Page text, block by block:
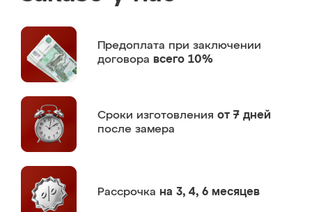
Предоплата при заключении
договора всего 10%
Сроки изготовления от 7 дней
после замера
Рассрочка на 3, 4, 6 месяцев